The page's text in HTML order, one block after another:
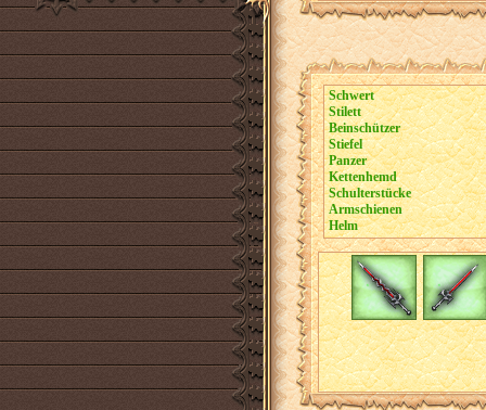
Schwert
Stilett
Beinschützer
Stiefel
Panzer
Kettenhemd
Schulterstücke
Armschienen
Helm